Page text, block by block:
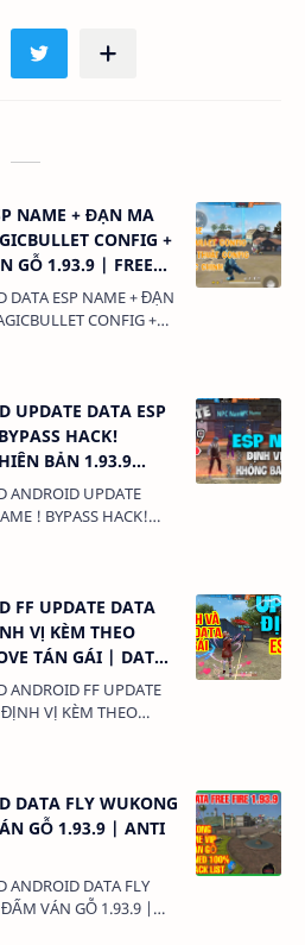
NAME + ĐẠN MA
CONFIG +
GỖ 1.93.9 | FREE
CONFIG +
1.93.9 | FREE FIRE
UPDATE DATA ESP
HACK!
BẢN 1.93.9
! BYPASS HACK!
BẢN 1.93.9 MỚI!
FF UPDATE DATA
VỊ KÈM THEO
TÁN GÁI | DATA
ĐỊNH VỊ KÈM THEO
TÁN GÁI | DATA NPC
DATA FLY WUKONG
GỖ 1.93.9 | ANTI
VÁN GỖ 1.93.9 |